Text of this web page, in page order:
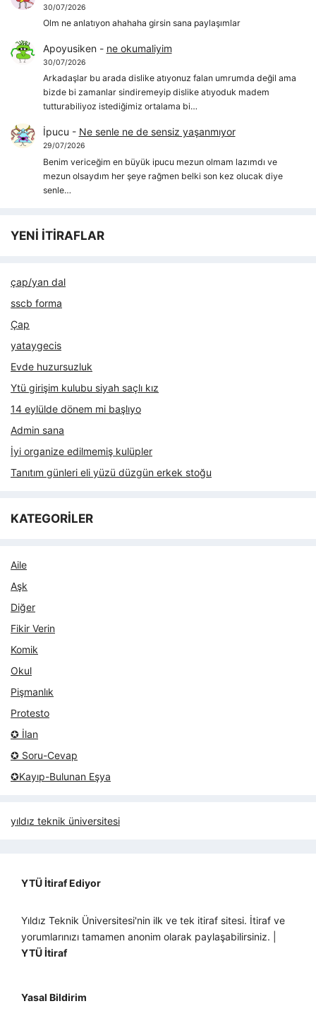
30/07/2026
Olm ne anlatıyon ahahaha girsin sana paylaşımlar
Apoyusiken- ne okumaliyim
30/07/2026
Arkadaşlar bu arada dislike atıyonuz falan umrumda değil ama
bizde bi zamanlar sindiremeyip dislike atıyoduk madem
tutturabiliyoz istediğimiz ortalama bi…
İpucu - Ne senle ne de sensiz yaşanmıyor
29/07/2026
Benim vericeğim en büyük ipucu mezun olmam lazımdı ve
mezun olsaydım her şeye rağmen belki son kez olucak diye
senle…
YENİ İTİRAFLAR
çap/yan dal
sscb forma
Çap
yataygecis
Evde huzursuzluk
Ytü girişim kulubu siyah saçlı kız
14 eylülde dönem mi başlıyo
Admin sana
İyi organize edilmemiş kulüpler
Tanıtım günleri eli yüzü düzgün erkek stoğu
KATEGORİLER
Aile
Aşk
Diğer
Fikir Verin
Komik
Okul
Pişmanlık
Protesto
✪ İlan
✪ Soru-Cevap
✪Kayıp-Bulunan Eşya
yıldız teknik üniversitesi
YTÜ İtiraf Ediyor
Yıldız Teknik Üniversitesi'nin ilk ve tek itiraf sitesi. İtiraf ve
yorumlarınızı tamamen anonim olarak paylaşabilirsiniz. |
YTÜ İtiraf
Yasal Bildirim